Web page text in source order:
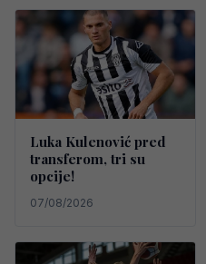
Luka Kulenović pred
transferom, tri su
opcije!
07/08/2026